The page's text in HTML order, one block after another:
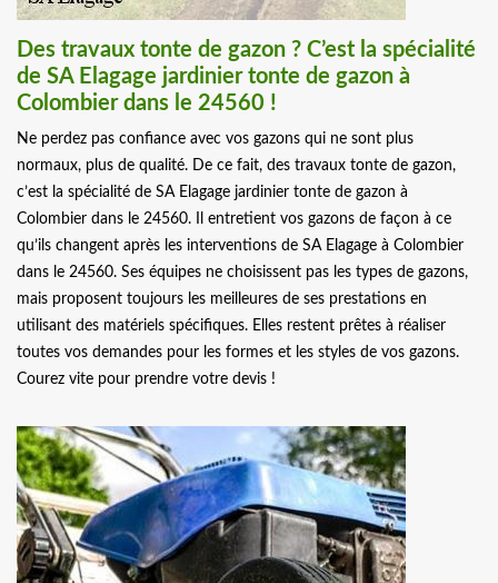
Des travaux tonte de gazon ? C’est la spécialité
de SA Elagage jardinier tonte de gazon à
Colombier dans le 24560 !
Ne perdez pas confiance avec vos gazons qui ne sont plus
normaux, plus de qualité. De ce fait, des travaux tonte de gazon,
c’est la spécialité de SA Elagage jardinier tonte de gazon à
Colombier dans le 24560. Il entretient vos gazons de façon à ce
qu’ils changent après les interventions de SA Elagage à Colombier
dans le 24560. Ses équipes ne choisissent pas les types de gazons,
mais proposent toujours les meilleures de ses prestations en
utilisant des matériels spécifiques. Elles restent prêtes à réaliser
toutes vos demandes pour les formes et les styles de vos gazons.
Courez vite pour prendre votre devis !